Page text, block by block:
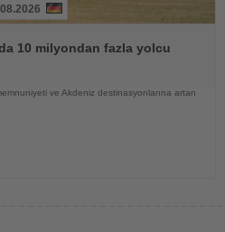
10 milyondan fazla yolcu
ve Akdeniz destinasyonlarına artan